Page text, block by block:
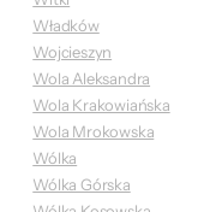
Władków
Wojcieszyn
Wola Aleksandra
Wola Krakowiańska
Wola Mrokowska
Wólka
Wólka Górska